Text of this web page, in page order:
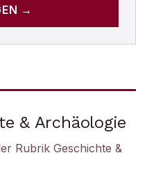
→
& Archäologie
Rubrik Geschichte &